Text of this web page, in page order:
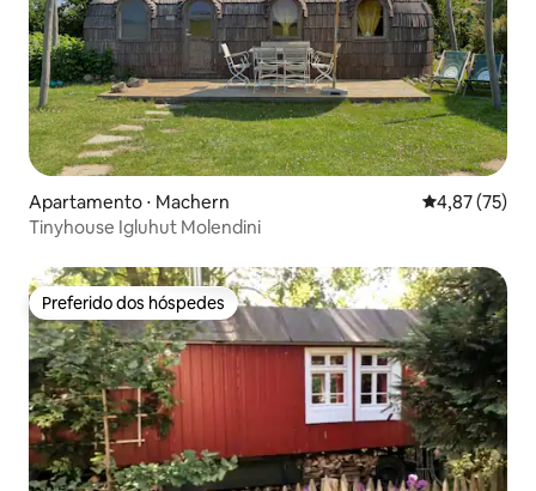
Apartamento ⋅ Machern 4,87 de uma
4,87 (75)
Tinyhouse Igluhut Molendini
Preferido dos hóspedes
Preferido dos hóspedes